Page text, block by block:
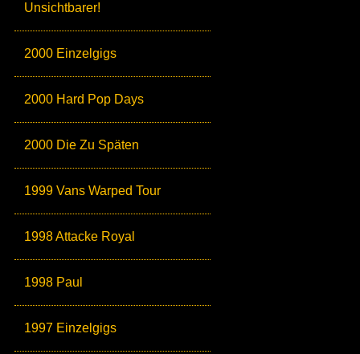
Unsichtbarer!
2000 Einzelgigs
2000 Hard Pop Days
2000 Die Zu Späten
1999 Vans Warped Tour
1998 Attacke Royal
1998 Paul
1997 Einzelgigs